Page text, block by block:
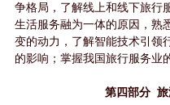
争格局，了解线上和线下旅行
生活服务融为一体的原因，熟
变的动力，了解智能技术引领
的影响；掌握我国旅行服务业
第四部分 旅